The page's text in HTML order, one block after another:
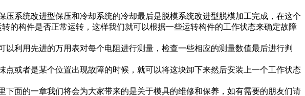
系统改进型保压和冷却系统的冷却最后是脱模系统改进型脱模加工完成，在这个
的构件是否正常运转，这样我们就可以根据一些运转构件的工作状态来确定故障
利用先进的万用表对每个电阻进行测量，检查一些相应的测量数值最后进行判
或者是某个位置出现故障的时候，就可以将这块卸下来然后安装上一个工作状态
面的一章我们将会为大家带来的是关于模具的维修和保养，如有需要的朋友们请